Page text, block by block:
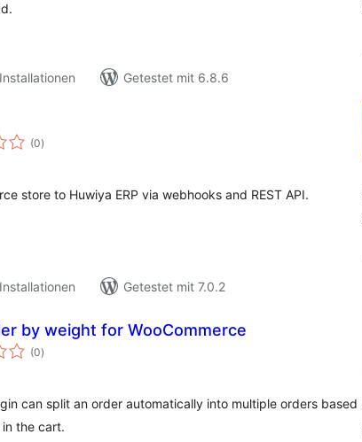
Getestet mit 6.8.6
(0Bewertungen
insgesamt
)
store to Huwiya ERP via webhooks and REST API.
Getestet mit 7.0.2
by weight for WooCommerce
(0Bewertungen
insgesamt
)
can split an order automatically into multiple orders based
the cart.